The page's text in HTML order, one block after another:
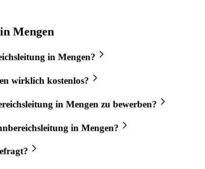
Mengen
in Mengen?
wirklich kostenlos?
in Mengen zu bewerben?
in Mengen?